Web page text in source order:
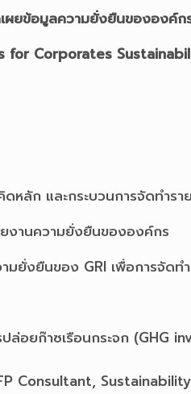
เผยข้อมูลความยั่งยืนขององค์ก
for Corporates
หลัก และกระบวนการจัดทำร
งานความยั่งยืนขององค์กร
ยั่งยืนของ GRI เพื่อการจัดท
ล่อยก๊าซเรือนกระจก
Consultant,